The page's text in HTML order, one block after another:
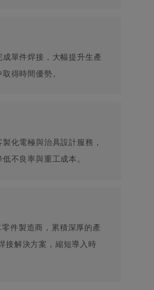
單件焊接，大幅提升生產
得時間優勢。
化電極與治具設計服務，
不良率與重工成本。
件製造商，累積深厚的產
接解決方案，縮短導入時